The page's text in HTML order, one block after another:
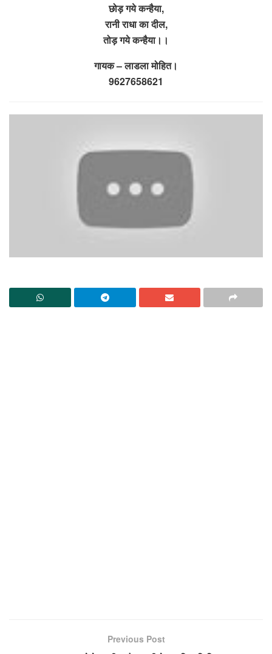
छोड़ गये कन्हैया,
रानी राधा का दील,
तोड़ गये कन्हैया।।
गायक – लाडला मोहित।
9627658621
Previous Post